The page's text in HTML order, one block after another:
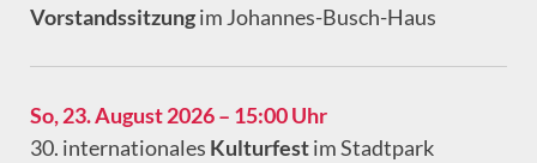
Vorstandssitzungim Johannes-Busch-Haus
So, 23. August 2026 – 15:00 Uhr
30. internationales Kulturfestim Stadtpark